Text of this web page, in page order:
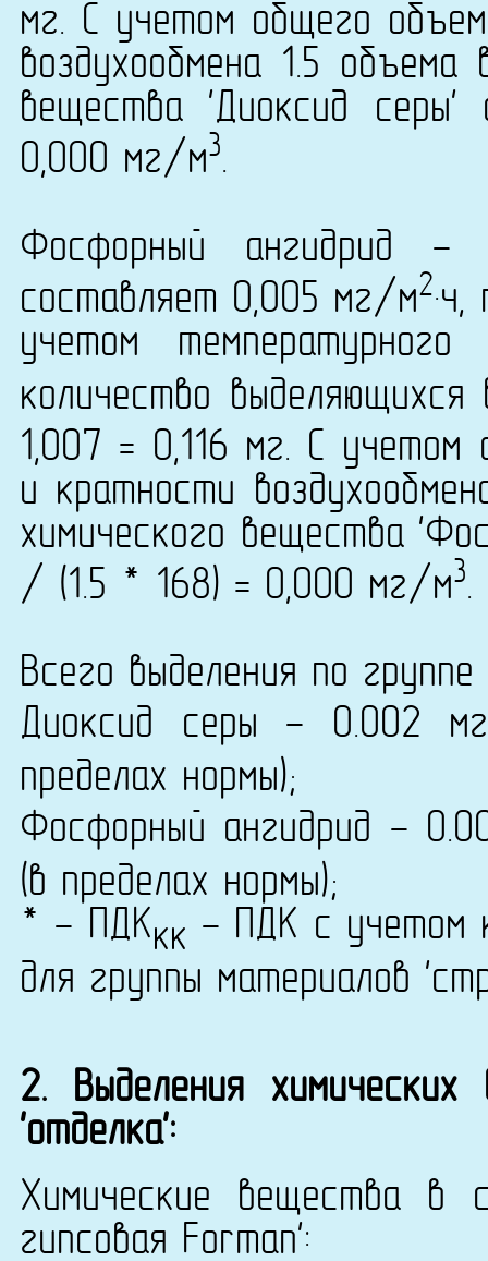
мг. С учетом общего
воздухообмена 1.5
вещества 'Диоксид
0,000 мг/м3.
Фосфорный ангидрид -
составляет 0,005 мг/м2
учетом
количество
1,007 = 0,116 мг. С
и кратности
химического вещества
/ (1.5 * 168) = 0,000 мг/м3.
Всего выделения по
Диоксид серы - 0.002
пределах нормы);
Фосфорный ангидрид -
(в пределах нормы);
* - ПДКкк - ПДК с учетом
для группы материалов
2. Выделения
'отделка':
Химические вещества в
гипсовая Forman':